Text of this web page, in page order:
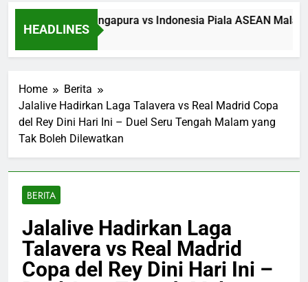
HEADLINES
Streaming Singapura vs Indonesia Piala ASEAN Malam
Home
Berita
Jalalive Hadirkan Laga Talavera vs Real Madrid Copa
del Rey Dini Hari Ini – Duel Seru Tengah Malam yang
Tak Boleh Dilewatkan
BERITA
Jalalive Hadirkan Laga
Talavera vs Real Madrid
Copa del Rey Dini Hari Ini –